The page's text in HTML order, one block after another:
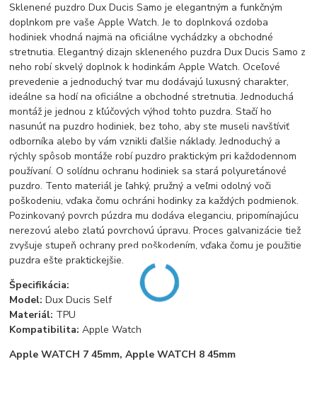
Sklenené puzdro Dux Ducis Samo je elegantným a funkčným
doplnkom pre vaše Apple Watch. Je to doplnková ozdoba
hodiniek vhodná najmä na oficiálne vychádzky a obchodné
stretnutia. Elegantný dizajn skleneného puzdra Dux Ducis Samo z
neho robí skvelý doplnok k hodinkám Apple Watch. Oceľové
prevedenie a jednoduchý tvar mu dodávajú luxusný charakter,
ideálne sa hodí na oficiálne a obchodné stretnutia. Jednoduchá
montáž je jednou z kľúčových výhod tohto puzdra. Stačí ho
nasunúť na puzdro hodiniek, bez toho, aby ste museli navštíviť
odborníka alebo by vám vznikli ďalšie náklady. Jednoduchý a
rýchly spôsob montáže robí puzdro praktickým pri každodennom
používaní. O solídnu ochranu hodiniek sa stará polyuretánové
puzdro. Tento materiál je ľahký, pružný a veľmi odolný voči
poškodeniu, vďaka čomu ochráni hodinky za každých podmienok.
Pozinkovaný povrch púzdra mu dodáva eleganciu, pripomínajúcu
nerezovú alebo zlatú povrchovú úpravu. Proces galvanizácie tiež
zvyšuje stupeň ochrany pred poškodením, vďaka čomu je použitie
puzdra ešte praktickejšie.
Špecifikácia:
Model: Dux Ducis Self
Materiál: TPU
Kompatibilita: Apple Watch
Apple WATCH 7 45mm, Apple WATCH 8 45mm